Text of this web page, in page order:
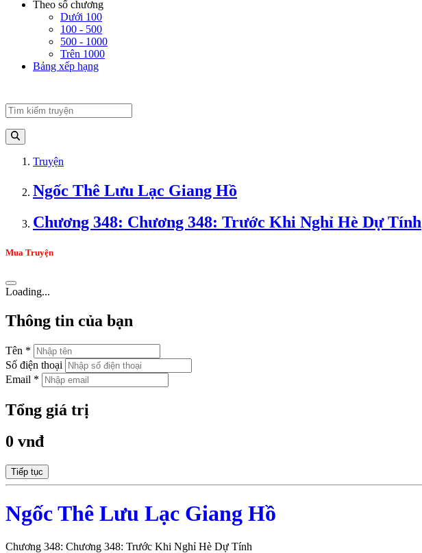
Theo số chương
Dưới 100
100 - 500
500 - 1000
Trên 1000
Bảng xếp hạng
Truyện
Ngốc Thê Lưu Lạc Giang Hồ
Chương 348: Chương 348: Trước Khi Nghỉ Hè Dự Tính
Mua Truyện
Loading...
Thông tin của bạn
Tên *
Số điện thoại
Email *
Tổng giá trị
0 vnđ
Tiếp tục
Ngốc Thê Lưu Lạc Giang Hồ
Chương 348: Chương 348: Trước Khi Nghỉ Hè Dự Tính